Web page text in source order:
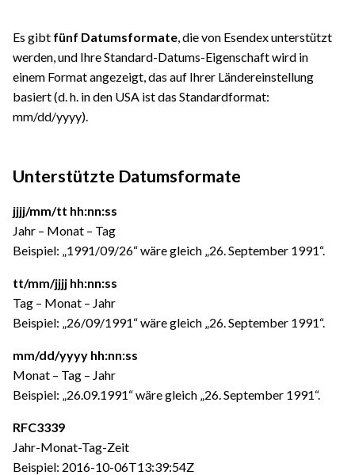
Es gibt fünf Datumsformate , die von Esendex unterstützt
werden, und Ihre Standard-Datums-Eigenschaft wird in
einem Format angezeigt, das auf Ihrer Ländereinstellung
basiert (d. h. in den USA ist das Standardformat:
mm/dd/yyyy).
Unterstützte Datumsformate
jjjj/mm/tt hh:nn:ss
Jahr – Monat – Tag
Beispiel: „1991/09/26“ wäre gleich „26. September 1991“.
tt/mm/jjjj hh:nn:ss
Tag – Monat – Jahr
Beispiel: „26/09/1991“ wäre gleich „26. September 1991“.
mm/dd/yyyy hh:nn:ss
Monat – Tag – Jahr
Beispiel: „26.09.1991“ wäre gleich „26. September 1991“.
RFC3339
Jahr-Monat-Tag-Zeit
Beispiel: 2016-10-06T13:39:54Z